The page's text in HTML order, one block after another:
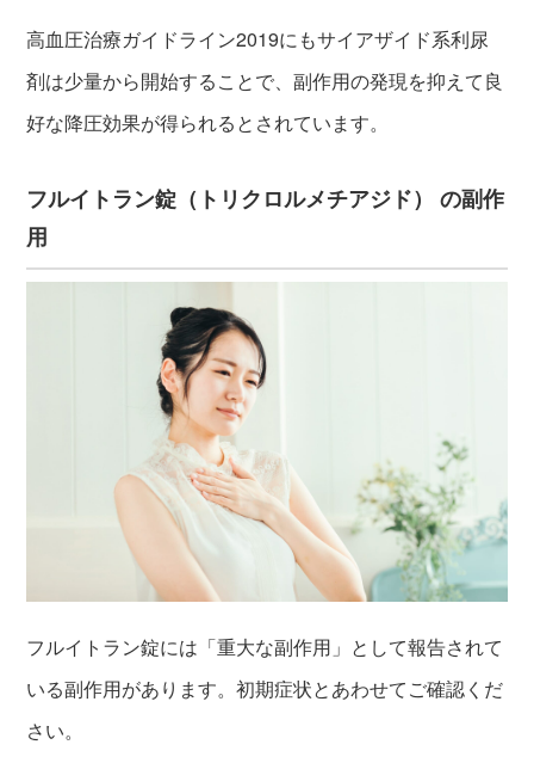
高血圧治療ガイドライン2019にもサイアザイド系利尿
剤は少量から開始することで、副作用の発現を抑えて良
好な降圧効果が得られるとされています。
フルイトラン錠（トリクロルメチアジド） の副作
用
フルイトラン錠には「重大な副作用」として報告されて
いる副作用があります。初期症状とあわせてご確認くだ
さい。